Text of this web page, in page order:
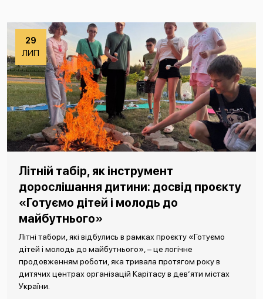
29
ЛИП
Літній табір, як інструмент
дорослішання дитини: досвід проєкту
«Готуємо дітей і молодь до
майбутнього»
Літні табори, які відбулись в рамках проєкту «Готуємо
дітей і молодь до майбутнього», – це логічне
продовженням роботи, яка тривала протягом року в
дитячих центрах організацій Карітасу в дев’яти містах
України.